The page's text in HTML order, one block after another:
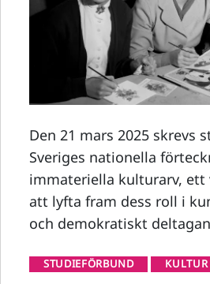
Den 21 mars 2025 skrevs
Sveriges nationella
immateriella kulturarv,
att lyfta fram dess roll i
och demokratiskt
STUDIEFÖRBUND KULTUR